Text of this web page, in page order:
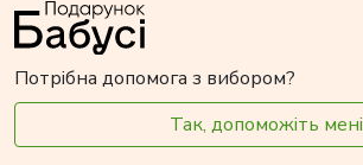
Потрібна допомога з вибором?
Так, допоможіть мені